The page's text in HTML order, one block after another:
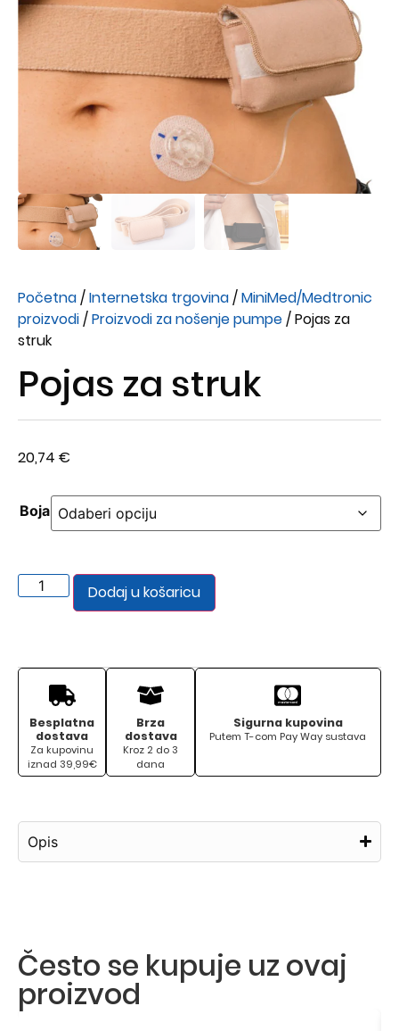
Početna/Internetska trgovina/MiniMed/Medtronic
proizvodi/Proizvodi za nošenje pumpe/ Pojas za
struk
Pojas za struk
20,74 €
Boja
Dodaj u košaricu
Besplatna
dostava
Za kupovinu
iznad 39,99€
Brza
dostava
Kroz 2 do 3
dana
Sigurna kupovina
Putem T-com Pay Way sustava
Opis
Često se kupuje uz ovaj
proizvod